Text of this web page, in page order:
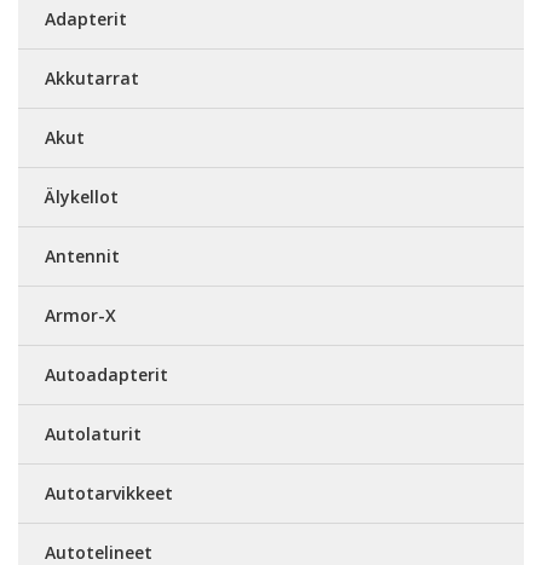
Adapterit
Akkutarrat
Akut
Älykellot
Antennit
Armor-X
Autoadapterit
Autolaturit
Autotarvikkeet
Autotelineet